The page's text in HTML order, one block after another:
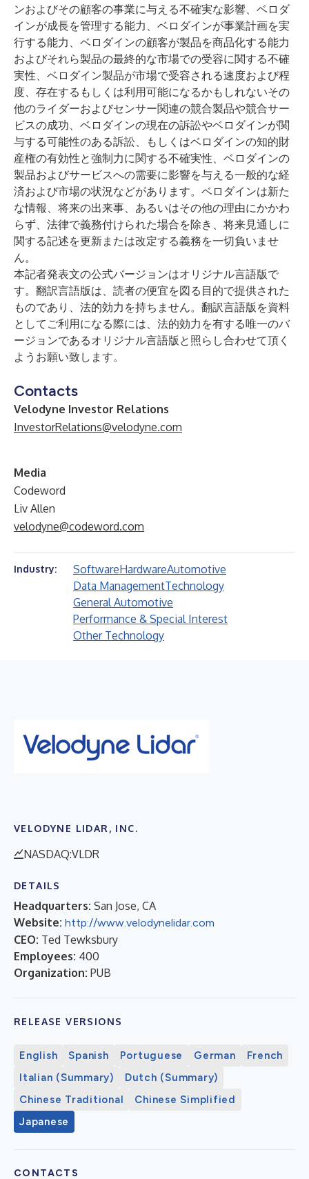
ンおよびその顧客の事業に与える不確実な影響、ベロダ
インが成長を管理する能力、ベロダインが事業計画を実
行する能力、ベロダインの顧客が製品を商品化する能力
およびそれら製品の最終的な市場での受容に関する不確
実性、ベロダイン製品が市場で受容される速度および程
度、存在するもしくは利用可能になるかもしれないその
他のライダーおよびセンサー関連の競合製品や競合サー
ビスの成功、ベロダインの現在の訴訟やベロダインが関
与する可能性のある訴訟、もしくはベロダインの知的財
産権の有効性と強制力に関する不確実性、ベロダインの
製品およびサービスへの需要に影響を与える一般的な経
済および市場の状況などがあります。ベロダインは新た
な情報、将来の出来事、あるいはその他の理由にかかわ
らず、法律で義務付けられた場合を除き、将来見通しに
関する記述を更新または改定する義務を一切負いませ
ん。
本記者発表文の公式バージョンはオリジナル言語版で
す。翻訳言語版は、読者の便宜を図る目的で提供された
ものであり、法的効力を持ちません。翻訳言語版を資料
としてご利用になる際には、法的効力を有する唯一のバ
ージョンであるオリジナル言語版と照らし合わせて頂く
ようお願い致します。
Contacts
Velodyne Investor Relations
InvestorRelations@velodyne.com
Media
Codeword
Liv Allen
velodyne@codeword.com
Industry: SoftwareHardwareAutomotive
Data ManagementTechnology
General Automotive
Performance & Special Interest
Other Technology
VELODYNE LIDAR, INC.
NASDAQ:VLDR
DETAILS
Headquarters: San Jose, CA
Website: http://www.velodynelidar.com
CEO: Ted Tewksbury
Employees: 400
Organization: PUB
RELEASE VERSIONS
English Spanish Portuguese German
French
Italian (Summary)
Dutch (Summary)
Chinese Traditional
Chinese Simplified
Japanese
CONTACTS